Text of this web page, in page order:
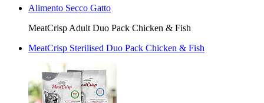
Alimento Secco Gatto
MeatCrisp Adult Duo Pack Chicken & Fish
MeatCrisp Sterilised Duo Pack Chicken & Fish